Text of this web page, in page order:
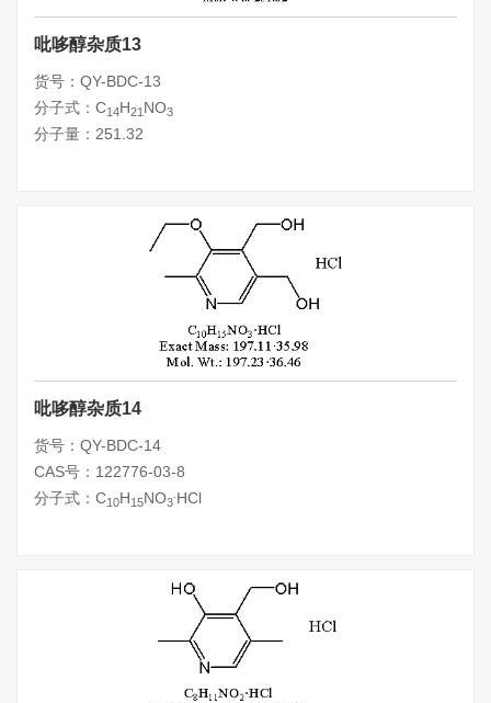
吡哆醇杂质13
货号：QY-BDC-13
分子式：C14H21 NO3
分子量：251.32
吡哆醇杂质14
货号：QY-BDC-14
CAS号：122776-03-8
分子式：C10H15NO3 HCl